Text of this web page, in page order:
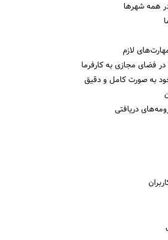
همه شهرها
لازم
فضای مجازی به کارفرما
به صورت کامل و دقیق
دریافتی